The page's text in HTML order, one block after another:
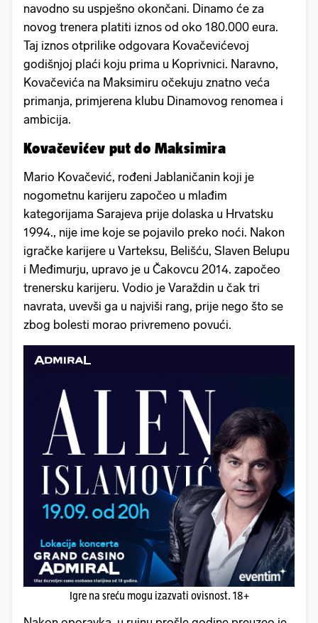
navodno su uspješno okončani. Dinamo će za
novog trenera platiti iznos od oko 180.000 eura.
Taj iznos otprilike odgovara Kovačevićevoj
godišnjoj plaći koju prima u Koprivnici. Naravno,
Kovačevića na Maksimiru očekuju znatno veća
primanja, primjerena klubu Dinamovog renomea i
ambicija.
Kovačevićev put do Maksimira
Mario Kovačević, rođeni Jablaničanin koji je
nogometnu karijeru započeo u mlađim
kategorijama Sarajeva prije dolaska u Hrvatsku
1994., nije ime koje se pojavilo preko noći. Nakon
igračke karijere u Varteksu, Belišću, Slaven Belupu
i Međimurju, upravo je u Čakovcu 2014. započeo
trenersku karijeru. Vodio je Varaždin u čak tri
navrata, uvevši ga u najviši rang, prije nego što se
zbog bolesti morao privremeno povući.
Igre na sreću mogu izazvati ovisnost. 18+